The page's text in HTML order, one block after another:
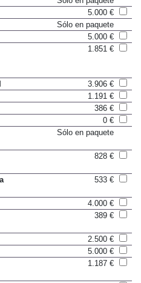
Sólo en paquete
5.000 €
Sólo en paquete
5.000 €
3.906 €
1.191 €
386 €
0 €
4.000 €
2.500 €
5.000 €